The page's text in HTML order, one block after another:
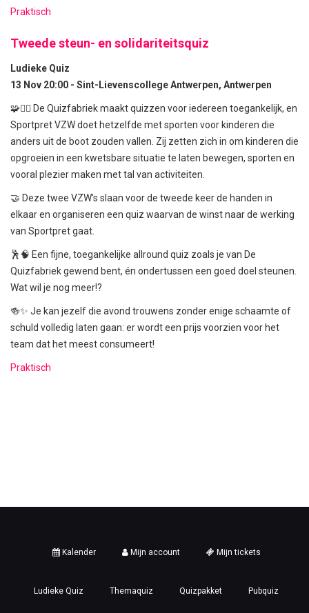
Praktisch
Tweede steun- en solidariteitsquiz
Ludieke Quiz
13 Nov 20:00 - Sint-Lievenscollege Antwerpen, Antwerpen
🧩🤸‍♀️ De Quizfabriek maakt quizzen voor iedereen toegankelijk, en
Sportpret VZW doet hetzelfde met sporten voor kinderen die
anders uit de boot zouden vallen. Zij zetten zich in om kinderen die
opgroeien in een kwetsbare situatie te laten bewegen, sporten en
vooral plezier maken met tal van activiteiten.
🤝 Deze twee VZW's slaan voor de tweede keer de handen in
elkaar en organiseren een quiz waarvan de winst naar de werking
van Sportpret gaat.
🕺🧠 Een fijne, toegankelijke allround quiz zoals je van De
Quizfabriek gewend bent, én ondertussen een goed doel steunen.
Wat wil je nog meer!?
🍻✨ Je kan jezelf die avond trouwens zonder enige schaamte of
schuld volledig laten gaan: er wordt een prijs voorzien voor het
team dat het meest consumeert!
Praktisch
Kalender Mijn account Mijn tickets
Ludieke Quiz Themaquiz Quizpakket Pubquiz